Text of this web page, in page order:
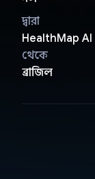
দ্বারা
HealthMap
থেকে
ব্রাজিল